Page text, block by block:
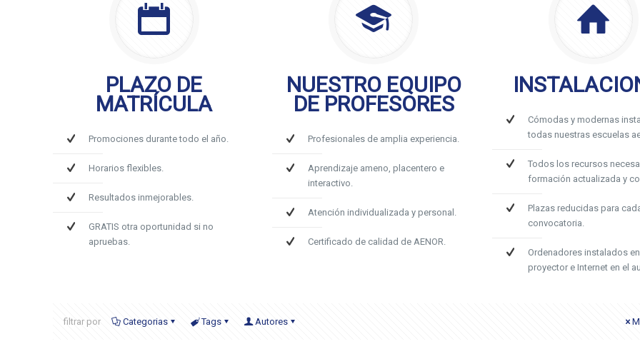
PLAZO DE
MATRÍCULA
Promociones durante todo el año.
Horarios flexibles.
Resultados inmejorables.
GRATIS otra oportunidad si no
apruebas.
NUESTRO EQUIPO
DE PROFESORES
Profesionales de amplia experiencia.
Aprendizaje ameno, placentero e
interactivo.
Atención individualizada y personal.
Certificado de calidad de AENOR.
Cómodas y modernas
todas nuestras escuelas
Todos los recursos
formación actualizada y
Plazas reducidas para
convocatoria.
Ordenadores instalados
proyector e Internet en el
filtrar por Categorias Tags Autores